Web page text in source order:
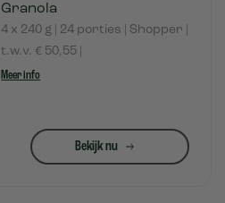
Granola
4 x 240 g | 24 porties | Shopper |
t.w.v. € 50,55 |
Meer info
Bekijk nu